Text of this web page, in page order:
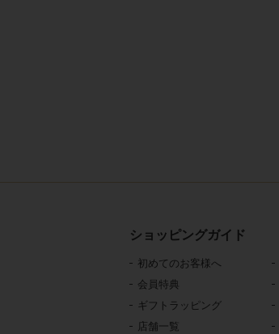
ショッピングガイド
初めてのお客様へ
会員特典
ギフトラッピング
店舗一覧